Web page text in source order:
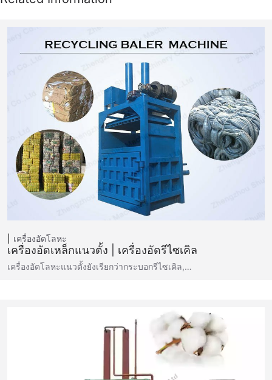
เครื่องอัดโลหะ
เครื่องอัดเหล็กแนวตั้ง | เครื่องอัดรีไซเคิล
เครื่องอัดโลหะแนวตั้งยังเรียกว่ากระบอกรีไซเคิล,…